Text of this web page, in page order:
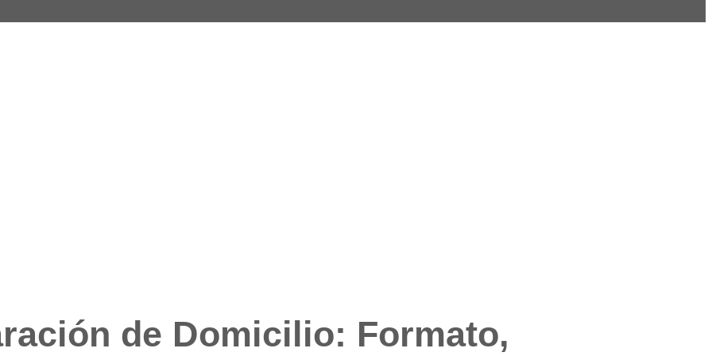
de Domicilio: Formato,